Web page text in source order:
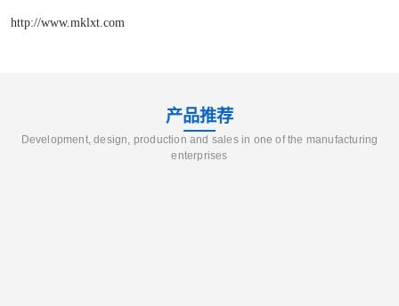
http://www.mklxt.com
产品推荐
Development, design, production and sales in one of the manufacturing
enterprises